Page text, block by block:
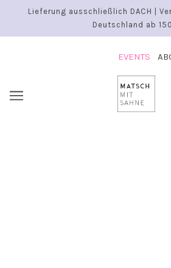
Lieferung ausschließlich DACH |
Deutschland ab
EVENTS